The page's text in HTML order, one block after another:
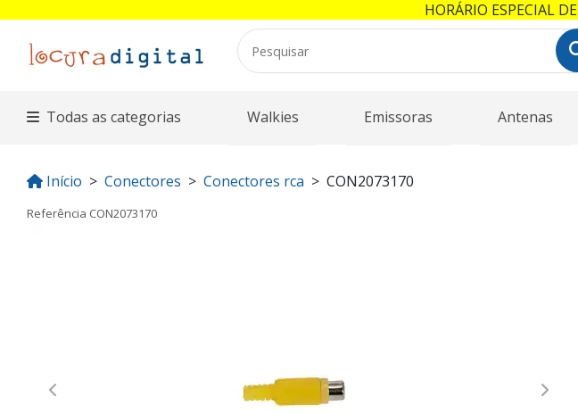
Todas as categorias Walkies Emissoras Antenas
Início Conectores Conectores rca CON2073170
Referência CON2073170
Previous Next
HORÁRIO ESPECIAL DE